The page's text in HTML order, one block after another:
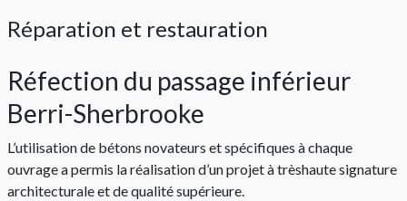
Réparation et restauration
Réfection du passage inférieur
Berri-Sherbrooke
L’utilisation de bétons novateurs et spécifiques à chaque
ouvrage a permis la réalisation d’un projet à trèshaute signature
architecturale et de qualité supérieure.